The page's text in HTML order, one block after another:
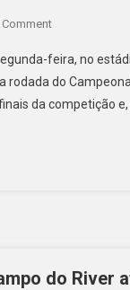
Comment
feira, no
do
da competição e,
do River